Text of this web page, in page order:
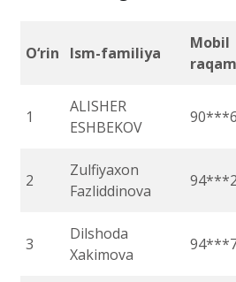
O‘rin Ism-familiya
Mobil
raqam
1
ALISHER
ESHBEKOV
2
Zulfiyaxon
Fazliddinova
3
Dilshoda
Xakimova